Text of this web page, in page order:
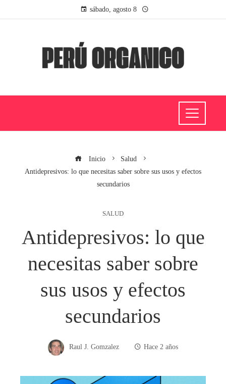
sábado, agosto 8
Inicio
Salud
Antidepresivos: lo que necesitas saber sobre sus usos y efectos
secundarios
SALUD
Antidepresivos: lo que
necesitas saber sobre
sus usos y efectos
secundarios
Raul J. Gomzalez Hace 2 años